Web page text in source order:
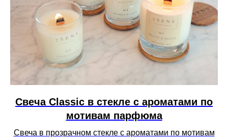
Свеча Сlassic в стекле с ароматами по
мотивам парфюма
Свеча в прозрачном стекле с ароматами по мотивам